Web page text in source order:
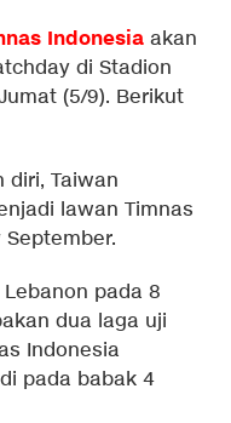
Indonesia akan
di Stadion
(5/9). Berikut
diri, Taiwan
lawan Timnas
September.
pada 8
dua laga uji
Indonesia
pada babak 4